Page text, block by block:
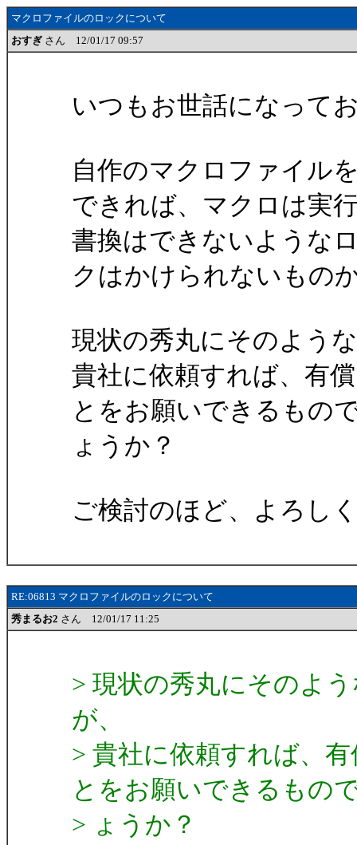
マクロファイルのロックについて
おすぎ さん 12/01/17 09:57
いつもお世話になって
自作のマクロファイル
できれば、マクロは実
書換はできないような
クはかけられないもの
現状の秀丸にそのよう
貴社に依頼すれば、有
とをお願いできるもの
ょうか？
ご検討のほど、よろし
RE:06813 マクロファイルのロックについて
秀まるお2 さん 12/01/17 11:25
> 現状の秀丸にそのよ
が、
> 貴社に依頼すれば、
とをお願いできるもの
> ょうか？